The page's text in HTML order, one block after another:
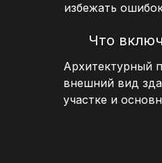
избежать
Что
Архитектурный
внешний вид
участке и